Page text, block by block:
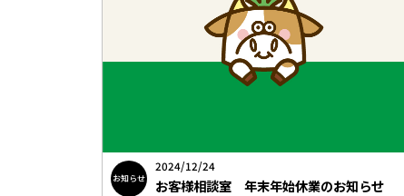
お知らせ
2024/12/24
お客様相談室 年末年始休業のお知らせ